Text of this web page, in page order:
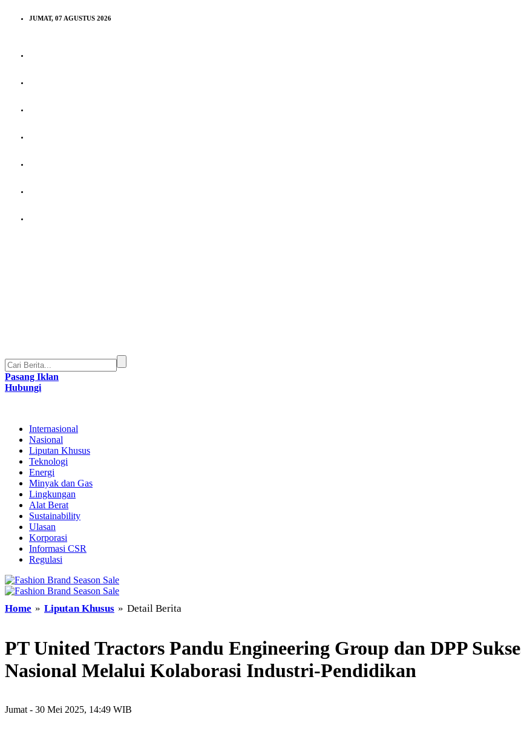
JUMAT, 07 AGUSTUS 2026
Pasang Iklan
Hubungi
Internasional
Nasional
Liputan Khusus
Teknologi
Energi
Minyak dan Gas
Lingkungan
Alat Berat
Sustainability
Ulasan
Korporasi
Informasi CSR
Regulasi
Home » Liputan Khusus » Detail Berita
PT United Tractors Pandu Engineering Group dan DPP
Nasional Melalui Kolaborasi Industri-Pendidikan
Jumat - 30 Mei 2025, 14:49 WIB